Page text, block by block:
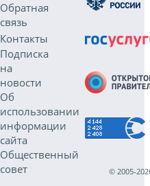
Обратная
связь
Контакты
Подписка
на
новости
Об
использовании
информации
сайта
Общественный
совет
© 2005-